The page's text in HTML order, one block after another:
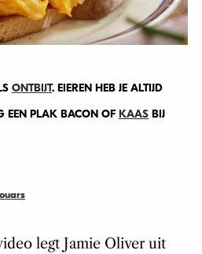
ONTBIJT. EIEREN HEB JE ALTIJD
EEN PLAK BACON OFKAASBIJ
legt Jamie Oliver uit